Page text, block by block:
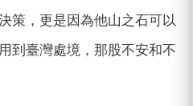
策，更是因為他山之石可以
到臺灣處境，那股不安和不